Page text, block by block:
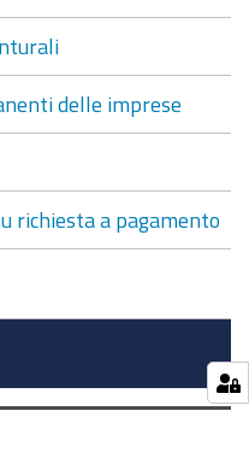
delle imprese
richiesta a pagamento